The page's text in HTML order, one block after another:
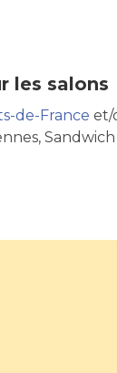
les salons
de-France et/